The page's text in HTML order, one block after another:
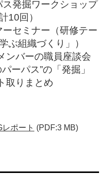
ス発掘ワークショップ
10回）
ーセミナー（研修テー
ぶ組織づくり」）
ンバーの職員座談会
ーパス”の「発掘」
取りまとめ
ポート (PDF:3 MB)